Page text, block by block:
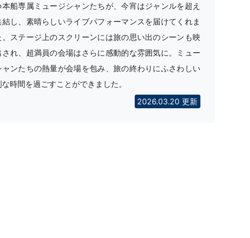
本船専属ミュージシャンたちが、今宵はジャンルを超え
結し、素晴らしいライブパフォーマンスを届けてくれま
。ステージ上のスクリーンには旅の思い出のシーンも映
され、超満員の会場はさらに感動的な雰囲気に。ミュー
ャンたちの熱量が会場を包み、旅の終わりにふさわしい
時間を過ごすことができました。
2026.03.20 更新